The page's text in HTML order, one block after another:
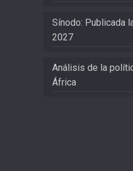
Sínodo: Publicada
2027
Análisis de la
África